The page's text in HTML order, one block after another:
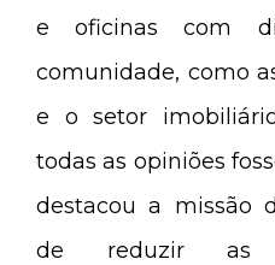
e oficinas com
comunidade, como
e o setor
todas as opiniões
destacou a missão
de reduzir as